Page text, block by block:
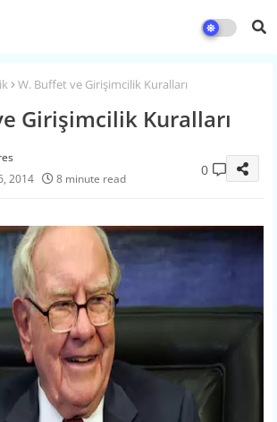
W. Buffet ve Girişimcilik Kuralları
Girişimcilik Kuralları
2014
8 minute read
0